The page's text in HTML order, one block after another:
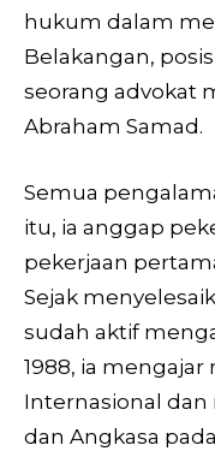
hukum dalam
Belakangan,
seorang advokat
Abraham Samad.
Semua
itu, ia anggap
pekerjaan
Sejak
sudah aktif
1988, ia
Internasional dan
dan Angkasa